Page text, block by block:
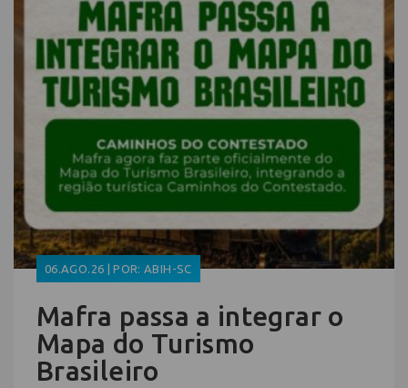
06.AGO.26 | POR: ABIH-SC
Mafra passa a integrar o
Mapa do Turismo
Brasileiro